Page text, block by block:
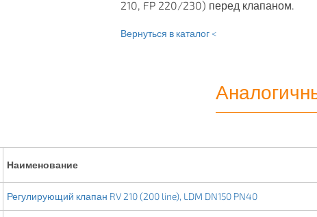
210, FP 220/230) перед клапаном.
Вернуться в каталог <
Наименование
Регулирующий клапан RV 210 (200 line), LDM DN150 PN40